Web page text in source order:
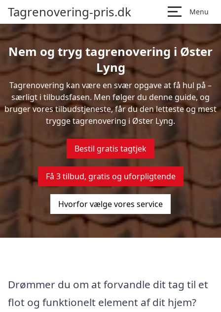
Tagrenovering-pris.dk Menu
Nem og tryg tagrenovering i Øster
Lyng
Tagrenovering kan være en svær opgave at få hul på –
særligt i tilbudsfasen. Men følger du denne guide, og
bruger vores tilbudstjeneste, får du den letteste og mest
trygge tagrenovering i Øster Lyng.
Bestil gratis tagtjek
Få 3 tilbud, gratis og uforpligtende
Hvorfor vælge vores service
Drømmer du om at forvandle dit tag til et
flot og funktionelt element af dit hjem?